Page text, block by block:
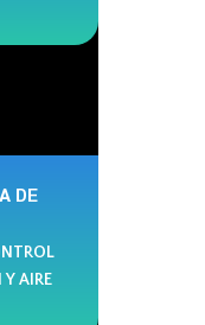
DE
Y AIRE